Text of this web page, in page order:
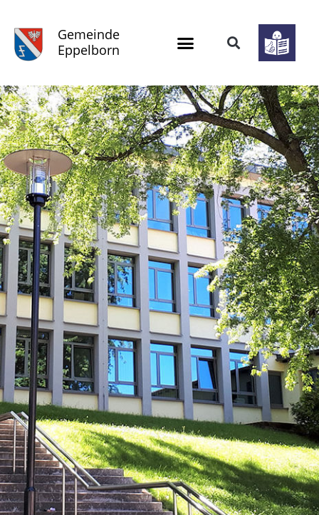
Gemeinde
Eppelborn